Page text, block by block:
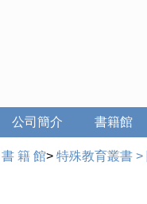
書籍館
公司簡介
書 籍 館> 特殊教育叢書 >